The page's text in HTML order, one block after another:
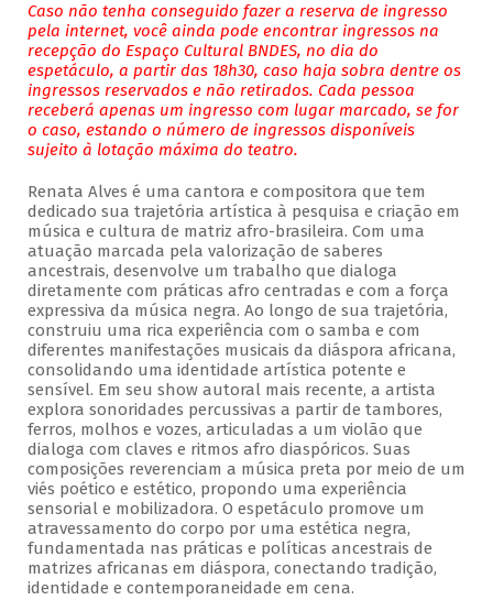
Caso não tenha conseguido fazer a reserva de ingresso
pela internet, você ainda pode encontrar ingressos na
recepção do Espaço Cultural BNDES, no dia do
espetáculo, a partir das 18h30, caso haja sobra dentre os
ingressos reservados e não retirados. Cada pessoa
receberá apenas um ingresso com lugar marcado, se for
o caso, estando o número de ingressos disponíveis
sujeito à lotação máxima do teatro.
Renata Alves é uma cantora e compositora que tem
dedicado sua trajetória artística à pesquisa e criação em
música e cultura de matriz afro-brasileira. Com uma
atuação marcada pela valorização de saberes
ancestrais, desenvolve um trabalho que dialoga
diretamente com práticas afro centradas e com a força
expressiva da música negra. Ao longo de sua trajetória,
construiu uma rica experiência com o samba e com
diferentes manifestações musicais da diáspora africana,
consolidando uma identidade artística potente e
sensível. Em seu show autoral mais recente, a artista
explora sonoridades percussivas a partir de tambores,
ferros, molhos e vozes, articuladas a um violão que
dialoga com claves e ritmos afro diaspóricos. Suas
composições reverenciam a música preta por meio de um
viés poético e estético, propondo uma experiência
sensorial e mobilizadora. O espetáculo promove um
atravessamento do corpo por uma estética negra,
fundamentada nas práticas e políticas ancestrais de
matrizes africanas em diáspora, conectando tradição,
identidade e contemporaneidade em cena.